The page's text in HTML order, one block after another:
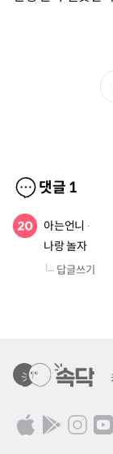
댓글 1
아는언니
나랑 놀자
답글쓰기